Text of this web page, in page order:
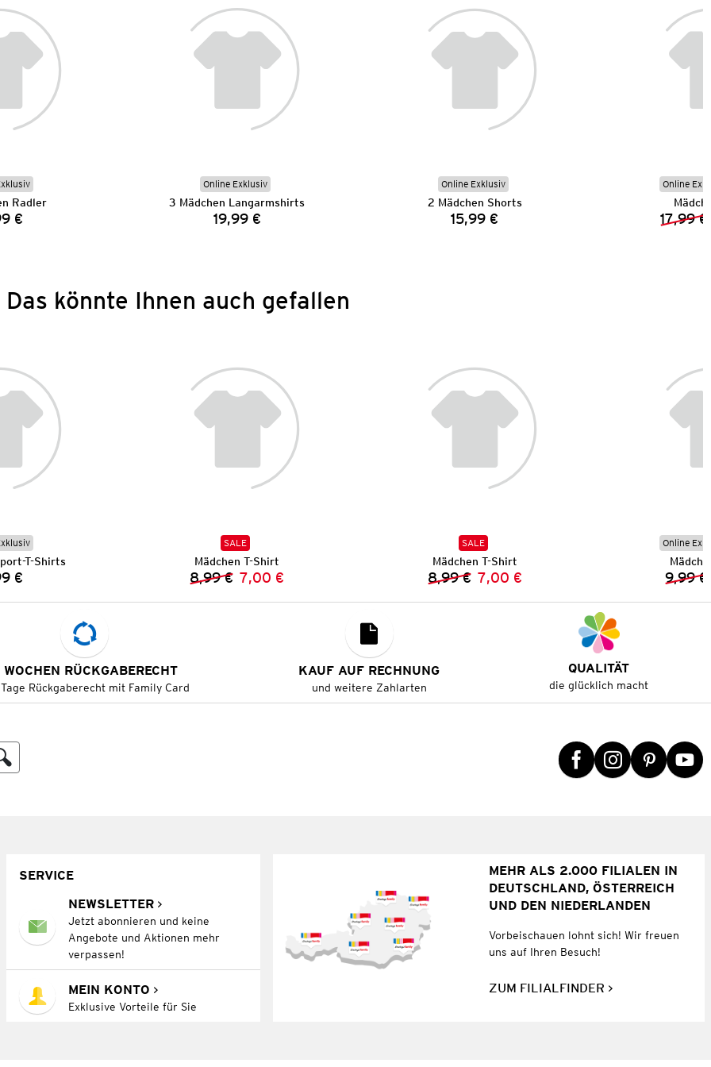
Radler
€
Online Exklusiv
3 Mädchen Langarmshirts
Preis:
19,99 €
Online Exklusiv
2 Mädchen Shorts
Preis:
15,99 €
Online
17,99 €
Das könnte Ihnen auch gefallen
T-Shirts
€
SALE
Mädchen T-Shirt
Vorheriger Preis:
8,99 € Neuer Preis:
7,00 €
SALE
Mädchen T-Shirt
Vorheriger Preis:
8,99 € Neuer Preis:
7,00 €
Online
9,99 €
RÜCKGABERECHT
Rückgaberecht mit Family Card
KAUF AUF RECHNUNG
und weitere Zahlarten
QUALITÄT
die glücklich macht
SERVICE
NEWSLETTER
Jetzt abonnieren und keine
Angebote und Aktionen mehr
verpassen!
MEIN KONTO
Exklusive Vorteile für Sie
MEHR ALS 2.000 FILIALEN IN
DEUTSCHLAND, ÖSTERREICH
UND DEN NIEDERLANDEN
Vorbeischauen lohnt sich! Wir freuen
uns auf Ihren Besuch!
ZUM FILIALFINDER